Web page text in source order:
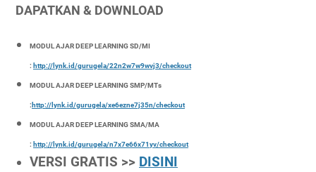
DAPATKAN & DOWNLOAD
MODUL AJAR DEEP LEARNING SD/MI
: http://lynk.id/gurugela/22n2w7w9wvj3/checkout
MODUL AJAR DEEP LEARNING SMP/MTs
: http://lynk.id/gurugela/xe6ezne7j35n/checkout
MODUL AJAR DEEP LEARNING SMA/MA
: http://lynk.id/gurugela/n7x7e66x71yv/checkout
VERSI GRATIS >> DISINI